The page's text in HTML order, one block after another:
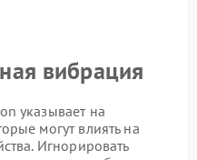
вибрация
указывает на
могут влиять на
Игнорировать